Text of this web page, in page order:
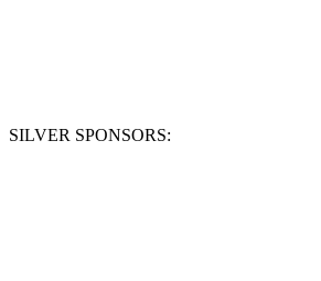
SILVER SPONSORS: